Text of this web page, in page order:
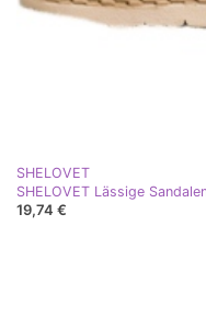
SHELOVET
SHELOVET Lässige
19,74 €